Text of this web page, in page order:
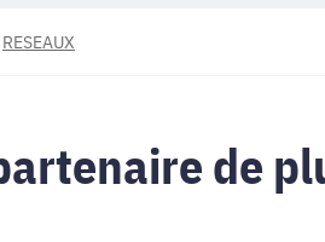
RESEAUX
de